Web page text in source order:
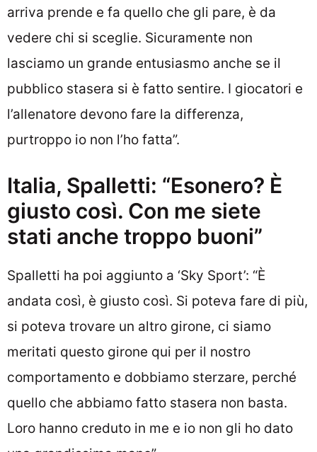
arriva prende e fa quello che gli pare, è da
vedere chi si sceglie. Sicuramente non
lasciamo un grande entusiasmo anche se il
pubblico stasera si è fatto sentire. I giocatori e
l’allenatore devono fare la differenza,
purtroppo io non l’ho fatta”.
Italia, Spalletti: “Esonero? È
giusto così. Con me siete
stati anche troppo buoni”
Spalletti ha poi aggiunto a ‘Sky Sport’: “È
andata così, è giusto così. Si poteva fare di più,
si poteva trovare un altro girone, ci siamo
meritati questo girone qui per il nostro
comportamento e dobbiamo sterzare, perché
quello che abbiamo fatto stasera non basta.
Loro hanno creduto in me e io non gli ho dato